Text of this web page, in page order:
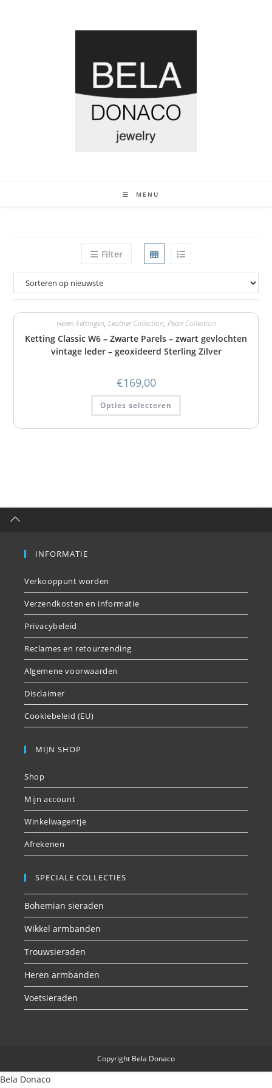
MENU
Filter
Heren kettingen, Leather Collection, Pearl Collection
Ketting Classic W6 – Zwarte Parels – zwart gevlochten
vintage leder – geoxideerd Sterling Zilver
€169,00
Opties selecteren
INFORMATIE
Verkooppunt worden
Verzendkosten en informatie
Privacybeleid
Reclames en retourzending
Algemene voorwaarden
Disclaimer
Cookiebeleid (EU)
MIJN SHOP
Shop
Mijn account
Winkelwagentje
Afrekenen
SPECIALE COLLECTIES
Bohemian sieraden
Wikkel armbanden
Trouwsieraden
Heren armbanden
Voetsieraden
Copyright Bela Donaco
Bela Donaco